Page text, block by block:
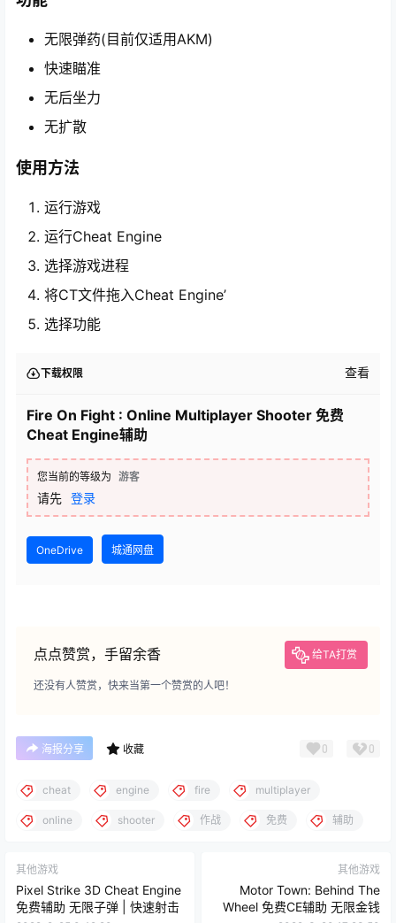
无限弹药(目前仅适用AKM)
快速瞄准
无后坐力
无扩散
使用方法
运行游戏
运行Cheat Engine
选择游戏进程
将CT文件拖入Cheat Engine’
选择功能
下载权限 查看
Fire On Fight : Online Multiplayer Shooter 免费
Cheat Engine辅助
您当前的等级为 游客
请先 登录
OneDrive 城通网盘
点点赞赏，手留余香 给TA打赏
还没有人赞赏，快来当第一个赞赏的人吧！
海报分享 收藏 0 0
cheat engine fire multiplayer
online shooter 作战 免费 辅助
其他游戏
Pixel Strike 3D Cheat Engine
免费辅助 无限子弹 | 快速射击
其他游戏
Motor Town: Behind The
Wheel 免费CE辅助 无限金钱